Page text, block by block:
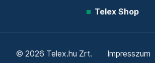
Telex Shop
© 2026 Telex.hu Zrt. Impresszum